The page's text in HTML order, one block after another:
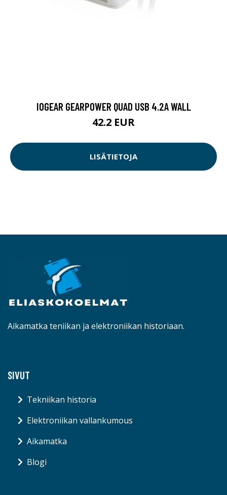
IOGEAR GEARPOWER QUAD USB 4.2A WALL
42.2 EUR
LISÄTIETOJA
Aikamatka teniikan ja elektroniikan historiaan.
SIVUT
Tekniikan historia
Elektroniikan vallankumous
Aikamatka
Blogi